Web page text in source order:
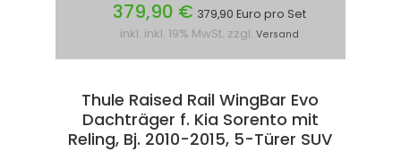
379,90 € 379,90 Euro pro Set
inkl. inkl. 19% MwSt. zzgl. Versand
Thule Raised Rail WingBar Evo
Dachträger f. Kia Sorento mit
Reling, Bj. 2010-2015, 5-Türer SUV